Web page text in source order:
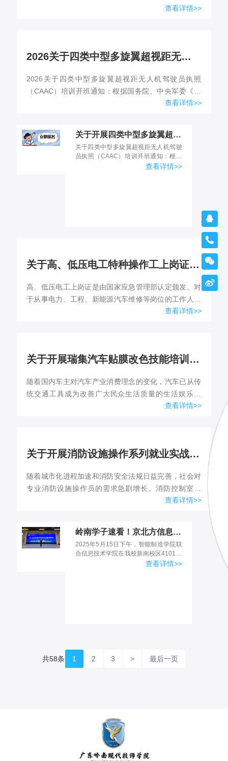
为改善广大民众生活质量的生活娱乐设施。大量车主为
查看详情>>
2026关于四类中型多旋翼超视距无人机驾驶员执照（CAAC）培训开班通知
2026关于四类中型多旋翼超视距无人机驾驶员执照
（CAAC）培训开班通知：根据国务院、中央军委《无
人驾驶航空器飞行管理暂行条例》规定，为确保无人驾
查看详情>>
关于开展四类中型多旋翼超视距无人机驾驶员执照（CAAC）培训开班通知
关于四类中型多旋翼超视距无人机驾驶
员执照（CAAC）培训开班通知：根据
国务院、中央军委《无人驾驶航空器飞
查看详情>>
关于高、低压电工特种操作工上岗证培训通知
高、低压电工上岗证是由国家应急管理部认定颁发。对
于从事电力、工程、新能源汽车维修等岗位的工作人员
必须取得相应证书，才能合法上岗。为促进本岗位从业
查看详情>>
关于开展瑞集汽车贴膜改色技能培训通知
随着国内车主对汽车产业消费理念的变化，汽车已从传
统交通工具成为改善广大民众生活质量的生活娱乐设
施。大量车主为提升车辆的美观和使用舒适性，汽车挡
查看详情>>
关于开展消防设施操作系列就业实战课程的通知
随着城市化进程加速和消防安全法规日益完善，社会对
专业消防设施操作员的需求急剧增长。消防控制室值
班、消防设施日常巡查、维护保养及应急操作处置等岗
查看详情>>
岭南学子速看！京北方信息技术校招开启，逐梦金融IT新征程
2025年5月15日下午，智能制造学院联
合信息技术学院在我校新南校区4101教
室共同举行了京北方信息技术股份有限
查看详情>>
共58条 1 2 3 > 最后一页



